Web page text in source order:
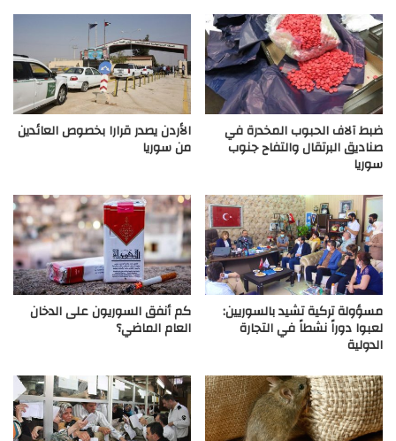
ضبط آلاف الحبوب المخدرة في
صناديق البرتقال والتفاح جنوب
سوريا
الأردن يصدر قرارا بخصوص العائدين
من سوريا
مسؤولة تركية تشيد بالسوريين:
لعبوا دوراً نشطاً في التجارة
الدولية
كم أنفق السوريون على الدخان
العام الماضي؟